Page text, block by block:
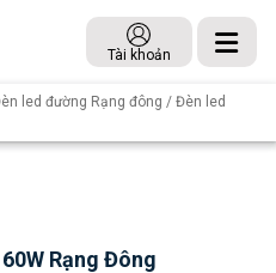
Tài khoản
led đường Rạng đông / Đèn led
Rạng Đông